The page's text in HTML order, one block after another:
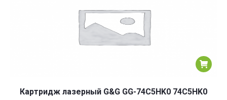
Картридж лазерный G&G GG-74C5HK0 74C5HK0